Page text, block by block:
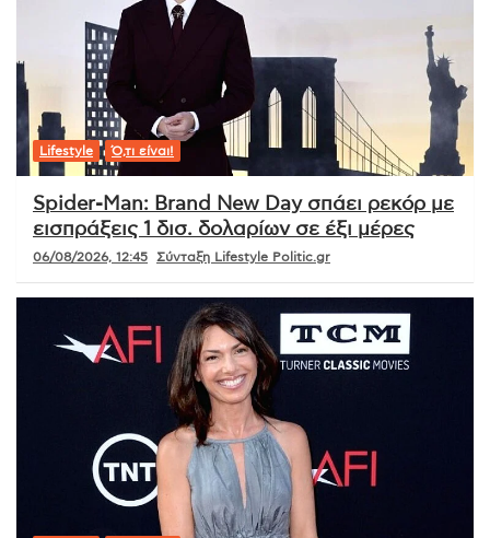
Lifestyle Ό,τι είναι!
Spider-Man: Brand New Day σπάει ρεκόρ με
εισπράξεις 1 δισ. δολαρίων σε έξι μέρες
06/08/2026, 12:45 Σύνταξη Lifestyle Politic.gr